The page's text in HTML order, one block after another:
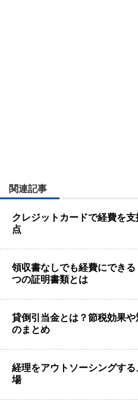
関連記事
クレジットカードで経費を
点
領収書なしでも経費にでき
つの証明書類とは
貸倒引当金とは？節税効果
のまとめ
経理をアウトソーシングす
場